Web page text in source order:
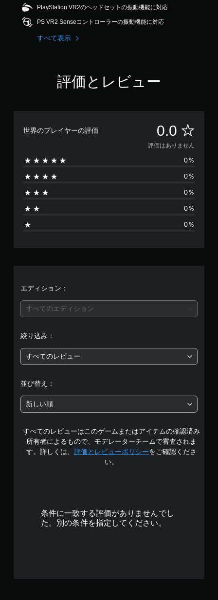
PlayStation VR2のヘッドセットの振動機能に対応
PS VR2 Senseコントローラーの振動機能に対応
すべて表示
評価とレビュー
世界のプレイヤーの評価 0.0 評
価
は
あ
ま
評価はありません
0％
0％
0％
0％
0％
エディション：
すべてのエディション
絞り込み：
すべてのレビュー
並び替え：
新しい順
すべてのレビューはこのゲームまたはアイテムの確認済み
所有者によるもので、モデレーターチームで審査されま
す。詳しくは、 評価とレビューポリシーをご確認くださ
い。
条件に一致する評価がありませんでし
た。別の条件を指定してください。